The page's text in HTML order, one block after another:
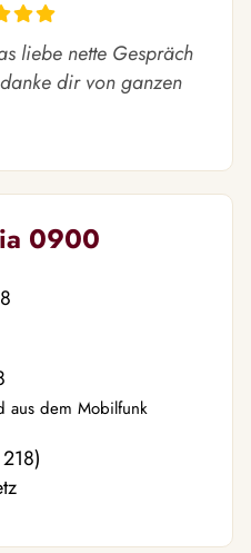
liebe nette Gespräch
dir von ganzen
0900
dem Mobilfunk